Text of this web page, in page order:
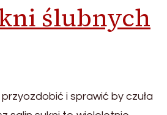
ślubnych
i sprawić by czuła